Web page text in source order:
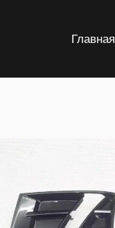
Главная